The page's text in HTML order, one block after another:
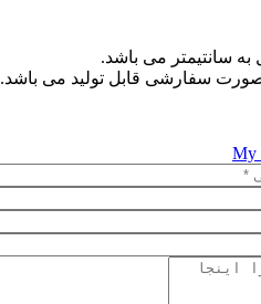
به سانتیمتر می باشد.
سفارشی قابل تولید می باشد.
My